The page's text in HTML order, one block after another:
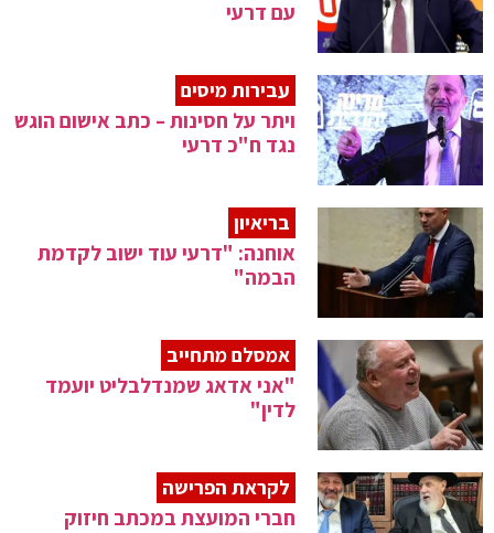
עם דרעי
עבירות מיסים
ויתר על חסינות – כתב אישום הוגש
נגד ח"כ דרעי
בריאיון
אוחנה: "דרעי עוד ישוב לקדמת
הבמה"
אמסלם מתחייב
"אני אדאג שמנדלבליט יועמד
לדין"
לקראת הפרישה
חברי המועצת במכתב חיזוק